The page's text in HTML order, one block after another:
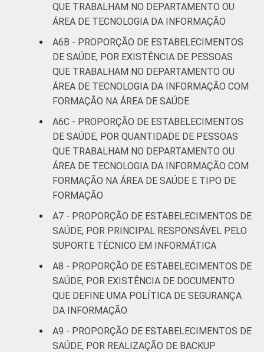
QUE TRABALHAM NO DEPARTAMENTO OU
ÁREA DE TECNOLOGIA DA INFORMAÇÃO
A6B - PROPORÇÃO DE ESTABELECIMENTOS
DE SAÚDE, POR EXISTÊNCIA DE PESSOAS
QUE TRABALHAM NO DEPARTAMENTO OU
ÁREA DE TECNOLOGIA DA INFORMAÇÃO COM
FORMAÇÃO NA ÁREA DE SAÚDE
A6C - PROPORÇÃO DE ESTABELECIMENTOS
DE SAÚDE, POR QUANTIDADE DE PESSOAS
QUE TRABALHAM NO DEPARTAMENTO OU
ÁREA DE TECNOLOGIA DA INFORMAÇÃO COM
FORMAÇÃO NA ÁREA DE SAÚDE E TIPO DE
FORMAÇÃO
A7 - PROPORÇÃO DE ESTABELECIMENTOS DE
SAÚDE, POR PRINCIPAL RESPONSÁVEL PELO
SUPORTE TÉCNICO EM INFORMÁTICA
A8 - PROPORÇÃO DE ESTABELECIMENTOS DE
SAÚDE, POR EXISTÊNCIA DE DOCUMENTO
QUE DEFINE UMA POLÍTICA DE SEGURANÇA
DA INFORMAÇÃO
A9 - PROPORÇÃO DE ESTABELECIMENTOS DE
SAÚDE, POR REALIZAÇÃO DE BACKUP